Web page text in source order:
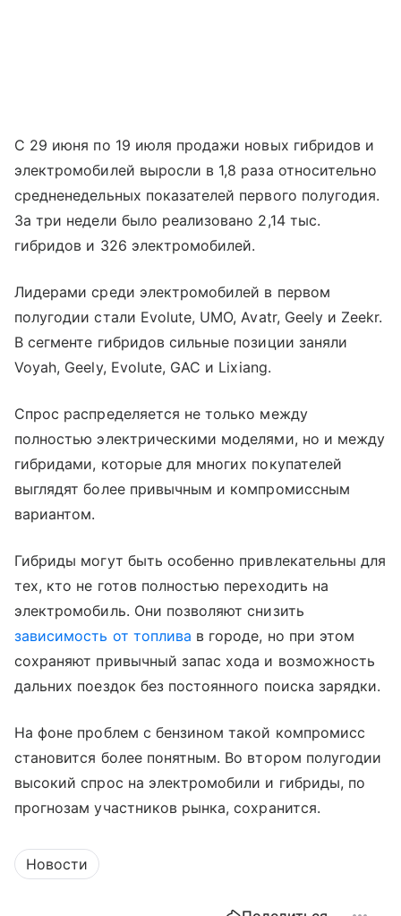
С 29 июня по 19 июля продажи новых гибридов и
электромобилей выросли в 1,8 раза относительно
средненедельных показателей первого полугодия.
За три недели было реализовано 2,14 тыс.
гибридов и 326 электромобилей.
Лидерами среди электромобилей в первом
полугодии стали Evolute, UMO, Avatr, Geely и Zeekr.
В сегменте гибридов сильные позиции заняли
Voyah, Geely, Evolute, GAC и Lixiang.
Спрос распределяется не только между
полностью электрическими моделями, но и между
гибридами, которые для многих покупателей
выглядят более привычным и компромиссным
вариантом.
Гибриды могут быть особенно привлекательны для
тех, кто не готов полностью переходить на
электромобиль. Они позволяют снизить
зависимость от топлива в городе, но при этом
сохраняют привычный запас хода и возможность
дальних поездок без постоянного поиска зарядки.
На фоне проблем с бензином такой компромисс
становится более понятным. Во втором полугодии
высокий спрос на электромобили и гибриды, по
прогнозам участников рынка, сохранится.
Новости